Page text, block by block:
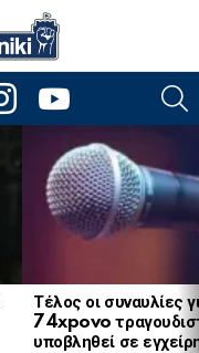
instagramyoutube
Τέλος οι συναυλίες
74xpovo
υποβληθεί σε